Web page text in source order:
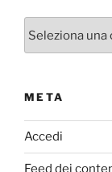
META
Accedi